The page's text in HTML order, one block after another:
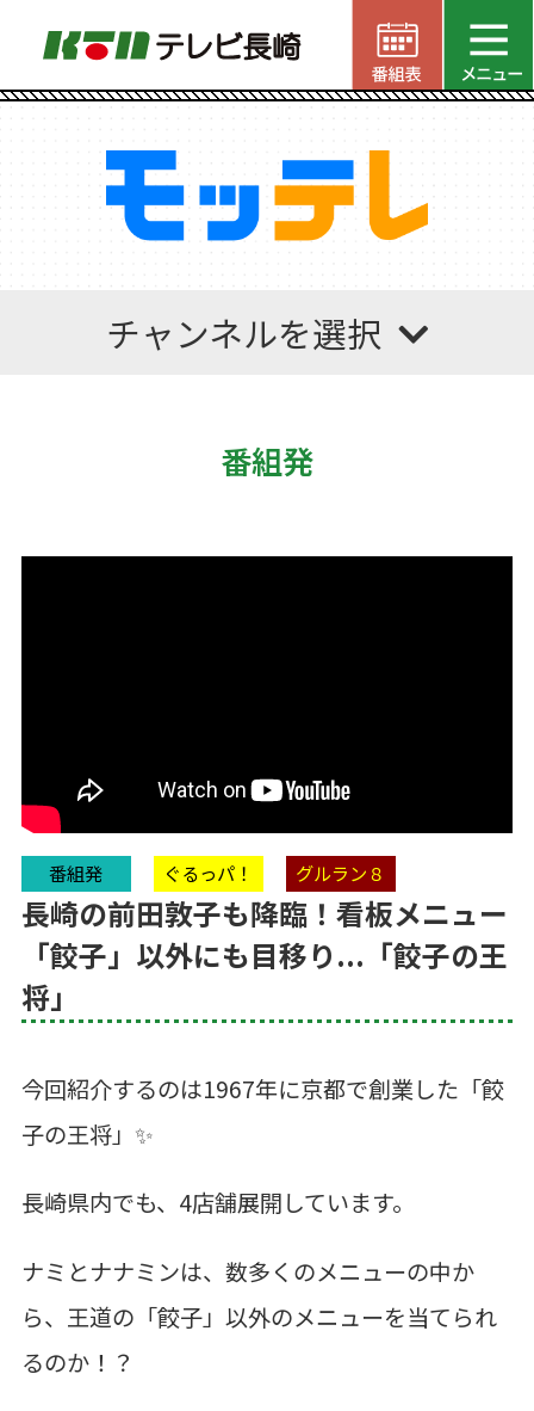
チャンネルを選択
番組発
番組発 ぐるっパ！ グルラン８
長崎の前田敦子も降臨！看板メニュー
「餃子」以外にも目移り...「餃子の王
将」
今回紹介するのは1967年に京都で創業した「餃
子の王将」✨
長崎県内でも、4店舗展開しています。
ナミとナナミンは、数多くのメニューの中か
ら、王道の「餃子」以外のメニューを当てられ
るのか！？